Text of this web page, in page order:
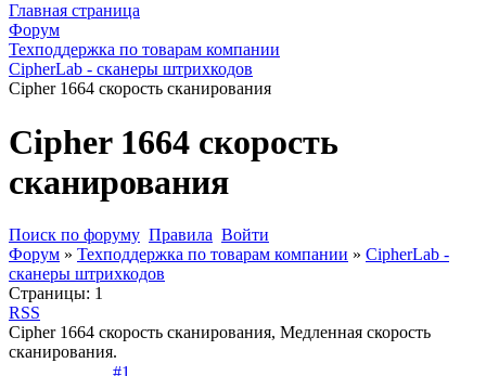
Главная страница
Форум
Техподдержка по товарам компании
CipherLab - сканеры штрихкодов
Cipher 1664 скорость сканирования
Cipher 1664 скорость
сканирования
Поиск по форуму Правила Войти
Форум » Техподдержка по товарам компании » CipherLab -
сканеры штрихкодов
Страницы: 1
RSS
Cipher 1664 скорость сканирования, Медленная скорость
сканирования.